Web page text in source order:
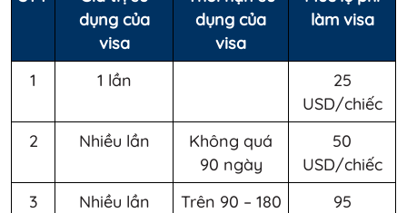
dụng của
visa
dụng của
visa
làm visa
1 1 lần
25
USD/chiếc
2
Nhiều lần
Không quá
90 ngày
50
USD/chiếc
3
Nhiều lần
Trên 90 – 180
95